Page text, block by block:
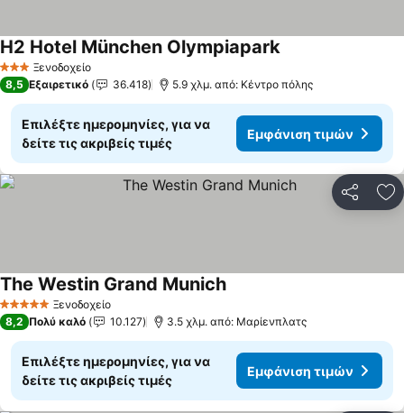
3 ΑστέριαΞενοδοχείο
H2 Hotel München OlympiaparkΕμφάνιση τιμών
8,5 Εξαιρετικό 36.418 5.9 χλμ. από: Κέντρο πόλης
Επιλέξτε ημερομηνίες, για να
δείτε τις ακριβείς τιμές
Εμφάνιση τιμών
5 Αστέρια Ξενοδοχείο
The Westin Grand MunichΕμφάνιση τιμών
8,2 Πολύ καλό 10.127 3.5 χλμ. από: Μαρίενπλατς
Επιλέξτε ημερομηνίες, για να
δείτε τις ακριβείς τιμές
Εμφάνιση τιμών